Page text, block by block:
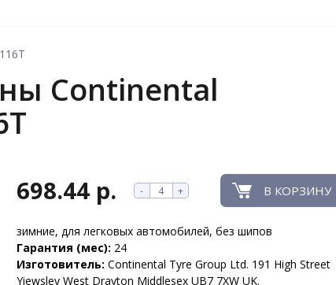
Continental
698.44 р. - + В КОРЗИНУ
зимние, для легковых автомобилей, без шипов
Гарантия (мес): 24
Изготовитель: Continental Tyre Group Ltd. 191 High Street
Yiewsley West Drayton Middlesex UB7 7XW UK.